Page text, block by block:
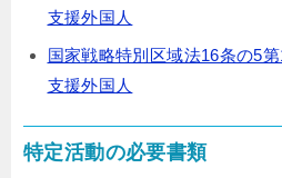
支援外国人
国家戦略特別区域法16条の5
支援外国人
特定活動の必要書類